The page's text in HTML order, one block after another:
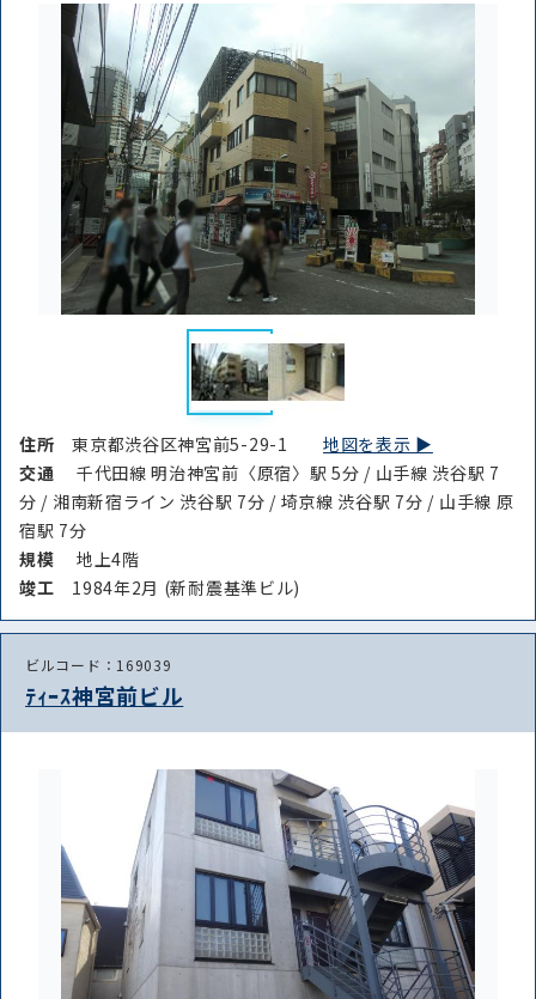
住所
住所東京都渋谷区神宮前5-29-1地図を表示 ▶︎
交通
千代田線 明治神宮前〈原宿〉駅 5分 / 山手線 渋谷駅 7
分 / 湘南新宿ライン 渋谷駅 7分 / 埼京線 渋谷駅 7分 / 山手線 原
宿駅 7分
規模
地上4階
竣⼯ 1984年2月 (新耐震基準ビル)
ビルコード：169039
ﾃｨｰｽ神宮前ビル